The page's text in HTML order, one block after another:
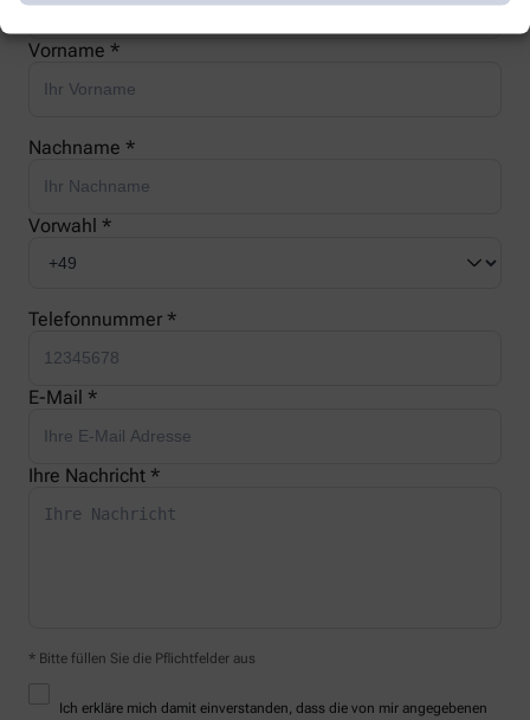
Vorname *
Nachname *
Vorwahl *
Telefonnummer *
E-Mail *
Ihre Nachricht *
* Bitte füllen Sie die Pflichtfelder aus
Ich erkläre mich damit einverstanden, dass die von mir angegebenen